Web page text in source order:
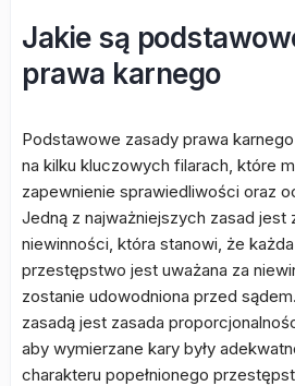
Jakie są
prawa karnego
Podstawowe zasady prawa
na kilku kluczowych filarach, które
zapewnienie sprawiedliwości oraz
Jedną z najważniejszych zasad jest
niewinności, która stanowi, że
przestępstwo jest uważana za
zostanie udowodniona przed
zasadą jest zasada
aby wymierzane kary były
charakteru popełnionego